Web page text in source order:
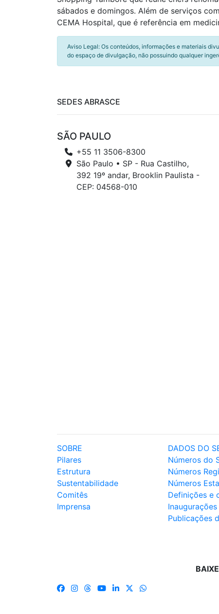
sábados e domingos. Além de serviços
CEMA Hospital, que é referência em
Aviso Legal: Os conteúdos, informações e materiais
do espaço de divulgação, não possuindo qualquer
SEDES ABRASCE
SÃO PAULO
+55 11 3506-8300
São Paulo • SP - Rua Castilho,
392 19º andar, Brooklin Paulista -
CEP: 04568-010
SOBRE
Pilares
Estrutura
Sustentabilidade
Comitês
Imprensa
DADOS DO
Números do
Números
Números
Definições e
Inaugurações
Publicações